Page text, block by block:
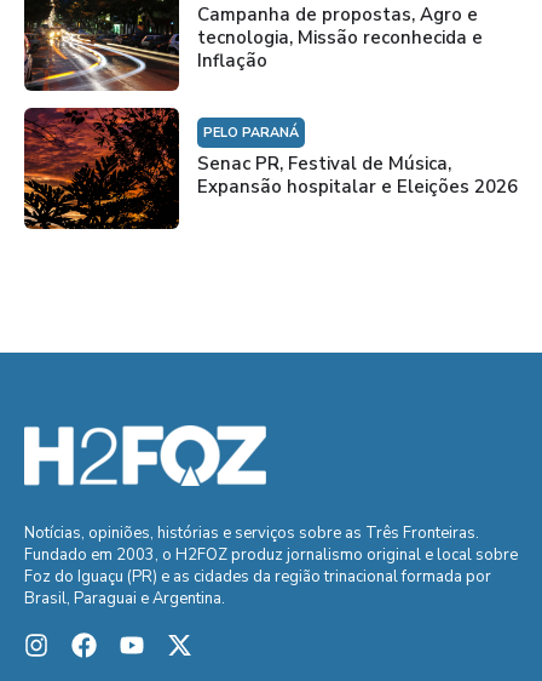
Campanha de propostas, Agro e
tecnologia, Missão reconhecida e
Inflação
PELO PARANÁ
Senac PR, Festival de Música,
Expansão hospitalar e Eleições 2026
Notícias, opiniões, histórias e serviços sobre as Três Fronteiras.
Fundado em 2003, o H2FOZ produz jornalismo original e local sobre
Foz do Iguaçu (PR) e as cidades da região trinacional formada por
Brasil, Paraguai e Argentina.